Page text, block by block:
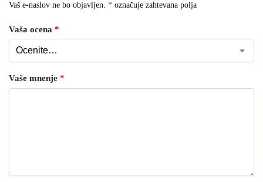
Vaš e-naslov ne bo objavljen. * označuje zahtevana polja
Vaša ocena *
Vaše mnenje *